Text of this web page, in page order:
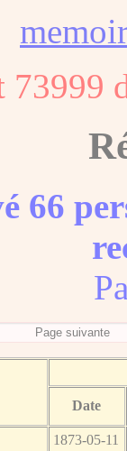
66
Date
1873-05-11